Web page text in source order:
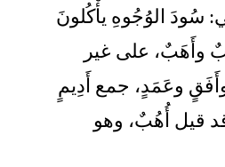
سُودَ الوُجُوهِ يأْكُلونَ
وأَهَبٌ، على غير
وعَمَدٍ، جمع أَدِيمٍ
قيل أُهُبٌ، وهو